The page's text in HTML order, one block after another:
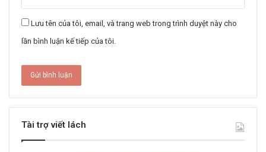
Lưu tên của tôi, email, và trang web trong trình duyệt này cho
lần bình luận kế tiếp của tôi.
Tài trợ viết lách